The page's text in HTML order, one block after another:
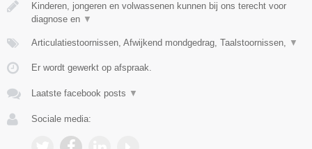
Kinderen, jongeren en volwassenen kunnen bij ons terecht voor
diagnose en ▼
Articulatiestoornissen, Afwijkend mondgedrag, Taalstoornissen, ▼
Er wordt gewerkt op afspraak.
Laatste facebook posts ▼
Sociale media: